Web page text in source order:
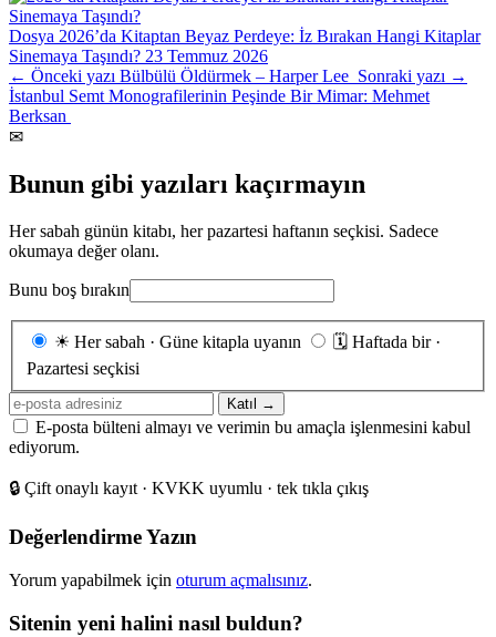
Dosya 2026’da Kitaptan Beyaz Perdeye: İz Bırakan Hangi Kitaplar
Sinemaya Taşındı? 23 Temmuz 2026
← Önceki yazı Bülbülü Öldürmek – Harper Lee Sonraki yazı →
İstanbul Semt Monografilerinin Peşinde Bir Mimar: Mehmet
Berksan
✉
Bunun gibi yazıları kaçırmayın
Her sabah günün kitabı, her pazartesi haftanın seçkisi. Sadece
okumaya değer olanı.
Bunu boş bırakın
Gönderim
☀ Her sabah · Güne kitapla uyanın 🗓 Haftada bir ·
Pazartesi seçkisi
E-
posta
adresiniz
Katıl →
E-posta bülteni almayı ve verimin bu amaçla işlenmesini kabul
ediyorum.
🔒 Çift onaylı kayıt · KVKK uyumlu · tek tıkla çıkış
Değerlendirme Yazın
Yorum yapabilmek için oturum açmalısınız.
Sitenin yeni halini nasıl buldun?